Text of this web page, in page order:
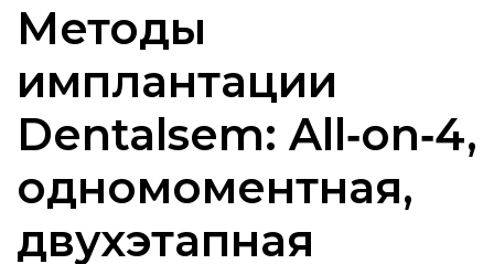
Методы
имплантации
Dentalsem: All‑on‑4,
одномоментная,
двухэтапная